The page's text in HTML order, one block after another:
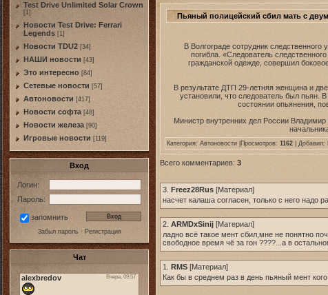
Test Drive Unlimited Solar Crown
[1]
Новости Test Drive: Ferrari
Legends [1]
Новости TDU2 [34]
НАШИ новости [43]
Это интересно [84]
Сетевые новости [57]
Автоновости [417]
Новости софта [48]
Новоcти железа [90]
Игровые новости [119]
Вход
Логин:
Пароль:
запомнить
Забыл пароль· Регистрация
Чат
Пьяный полицейский сбил мать с
В Волгограде сотрудник
погибла. «Следователь
гражданской одежде, совершил
В результате ДТП 29-летняя женщина и
установили, что следователь был пьян.
состоянии опьянения,
Министр внутренних дел России Владимир
Категория: Автоновости |Просмотров: 1162 | Добавил:
Всего комментариев: 3
3. Freez28Rus [Материал]
насчет калаша согласен, только с него надо
2. ARMDxSinij [Материал]
ладно всё такое мент сбил,мне не понятно
свободное время чё за гон ????...а в
1. RMS [Материал]
Как бы в среднем раз в день пьяный мент